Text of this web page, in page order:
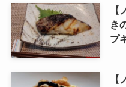
き
プ